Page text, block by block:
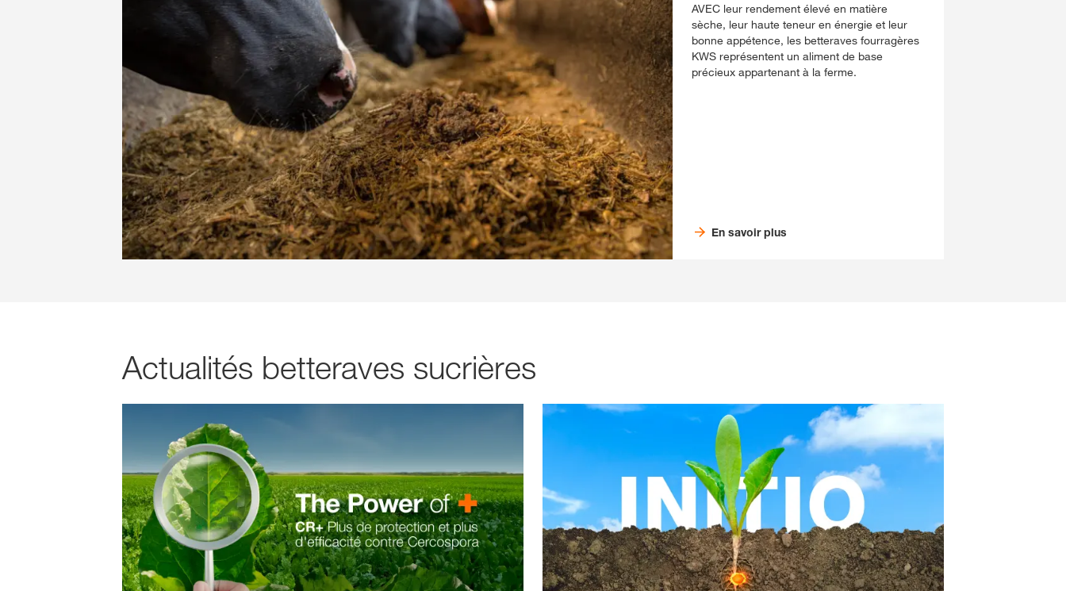
AVEC leur rendement élevé en matière
sèche, leur haute teneur en énergie et leur
bonne appétence, les betteraves fourragères
KWS représentent un aliment de base
précieux appartenant à la ferme.
En savoir plus
Actualités betteraves sucrières